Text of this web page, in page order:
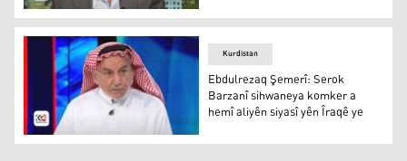
Armanc Nêrweyî
Ebdulrezaq Şemerî
Kurdistan
Ebdulrezaq Şemerî: Serok
Barzanî sihwaneya komker a
hemî aliyên siyasî yên Îraqê ye